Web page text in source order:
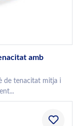
amb
de tenacitat mitja i